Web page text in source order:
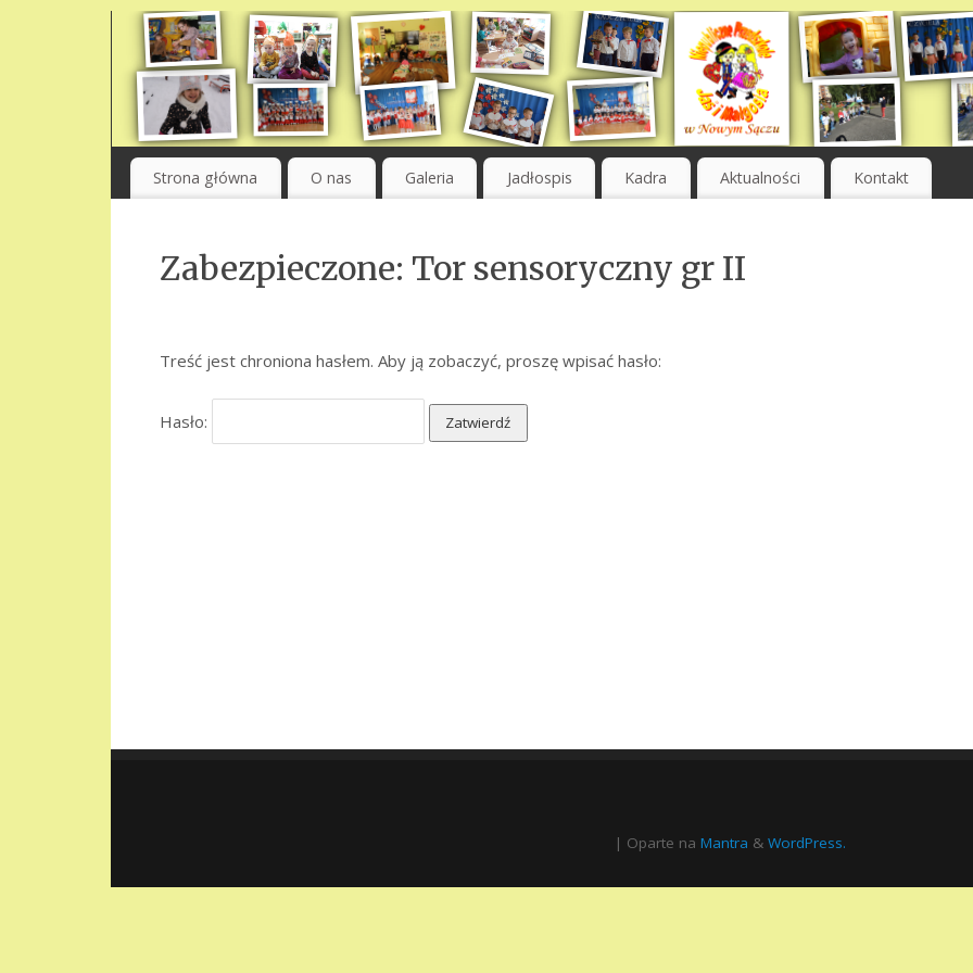
Strona główna O nas Galeria Jadłospis Kadra Aktualności Kontakt
Zabezpieczone: Tor sensoryczny gr II
Treść jest chroniona hasłem. Aby ją zobaczyć, proszę wpisać hasło:
Hasło:
| Oparte na Mantra & WordPress.